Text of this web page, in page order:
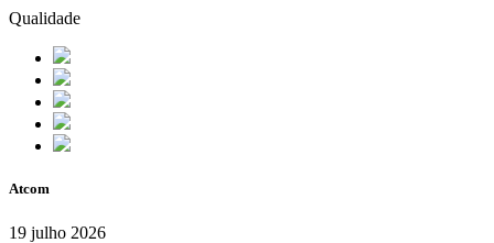
Qualidade
Atcom
19 julho 2026